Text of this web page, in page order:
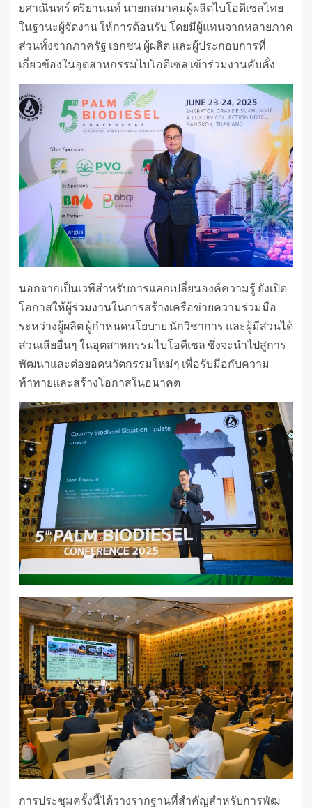
ยศาณินทร์ ตริยานนท์ นายกสมาคมผู้ผลิตไบโอดีเซลไทย
ในฐานะผู้จัดงาน ให้การต้อนรับ โดยมีผู้แทนจากหลายภาค
ส่วนทั้งจากภาครัฐ เอกชน ผู้ผลิต และผู้ประกอบการที่
เกี่ยวข้องในอุตสาหกรรมไบโอดีเซล เข้าร่วมงานคับคั่ง
นอกจากเป็นเวทีสำหรับการแลกเปลี่ยนองค์ความรู้ ยังเปิด
โอกาสให้ผู้ร่วมงานในการสร้างเครือข่ายความร่วมมือ
ระหว่างผู้ผลิต ผู้กำหนดนโยบาย นักวิชาการ และผู้มีส่วนได้
ส่วนเสียอื่นๆ ในอุตสาหกรรมไบโอดีเซล ซึ่งจะนำไปสู่การ
พัฒนาและต่อยอดนวัตกรรมใหม่ๆ เพื่อรับมือกับความ
ท้าทายและสร้างโอกาสในอนาคต
การประชุมครั้งนี้ได้วางรากฐานที่สำคัญสำหรับการพัฒ